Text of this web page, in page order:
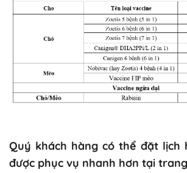
Quý khách hàng có thể đặt lịch
được phục vụ nhanh hơn tại